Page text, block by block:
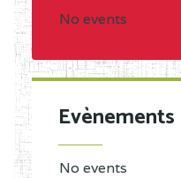
No events
Evènements
No events